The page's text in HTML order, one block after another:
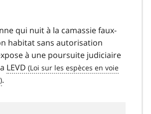
n
o
t
e
1
qui nuit à la camassie faux-
habitat sans autorisation
à une poursuite judiciaire
LEVD
.